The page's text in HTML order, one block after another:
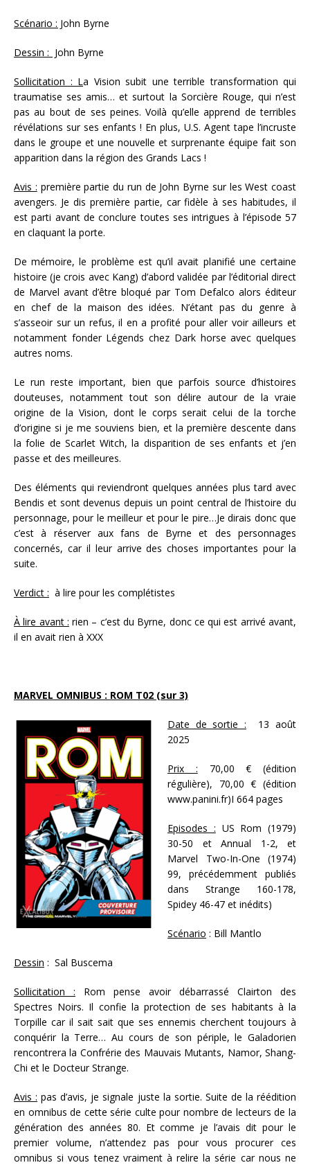
Scénario : John Byrne
Dessin : John Byrne
Sollicitation : La Vision subit une terrible transformation qui
traumatise ses amis… et surtout la Sorcière Rouge, qui n’est
pas au bout de ses peines. Voilà qu’elle apprend de terribles
révélations sur ses enfants ! En plus, U.S. Agent tape l’incruste
dans le groupe et une nouvelle et surprenante équipe fait son
apparition dans la région des Grands Lacs !
Avis : première partie du run de John Byrne sur les West coast
avengers. Je dis première partie, car fidèle à ses habitudes, il
est parti avant de conclure toutes ses intrigues à l’épisode 57
en claquant la porte.
De mémoire, le problème est qu’il avait planifié une certaine
histoire (je crois avec Kang) d’abord validée par l’éditorial direct
de Marvel avant d’être bloqué par Tom Defalco alors éditeur
en chef de la maison des idées. N’étant pas du genre à
s’asseoir sur un refus, il en a profité pour aller voir ailleurs et
notamment fonder Légends chez Dark horse avec quelques
autres noms.
Le run reste important, bien que parfois source d’histoires
douteuses, notamment tout son délire autour de la vraie
origine de la Vision, dont le corps serait celui de la torche
d’origine si je me souviens bien, et la première descente dans
la folie de Scarlet Witch, la disparition de ses enfants et j’en
passe et des meilleures.
Des éléments qui reviendront quelques années plus tard avec
Bendis et sont devenus depuis un point central de l’histoire du
personnage, pour le meilleur et pour le pire…Je dirais donc que
c’est à réserver aux fans de Byrne et des personnages
concernés, car il leur arrive des choses importantes pour la
suite.
Verdict : à lire pour les complétistes
À lire avant : rien – c’est du Byrne, donc ce qui est arrivé avant,
il en avait rien à XXX
MARVEL OMNIBUS : ROM T02 (sur 3)
Date de sortie : 13 août
2025
Prix : 70,00 € (édition
régulière), 70,00 € (édition
www.panini.fr)I 664 pages
Episodes : US Rom (1979)
30-50 et Annual 1-2, et
Marvel Two-In-One (1974)
99, précédemment publiés
dans Strange 160-178,
Spidey 46-47 et inédits)
Scénario : Bill Mantlo
Dessin : Sal Buscema
Sollicitation : Rom pense avoir débarrassé Clairton des
Spectres Noirs. Il confie la protection de ses habitants à la
Torpille car il sait sait que ses ennemis cherchent toujours à
conquérir la Terre… Au cours de son périple, le Galadorien
rencontrera la Confrérie des Mauvais Mutants, Namor, Shang-
Chi et le Docteur Strange.
Avis : pas d’avis, je signale juste la sortie. Suite de la réédition
en omnibus de cette série culte pour nombre de lecteurs de la
génération des années 80. Et comme je l’avais dit pour le
premier volume, n’attendez pas pour vous procurer ces
omnibus si vous tenez vraiment à relire la série car nous ne